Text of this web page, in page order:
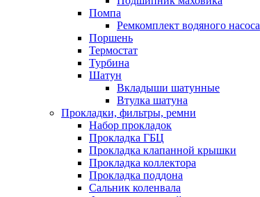
Помпа
Ремкомплект водяного насоса
Поршень
Термостат
Турбина
Шатун
Вкладыши шатунные
Втулка шатуна
Прокладки, фильтры, ремни
Набор прокладок
Прокладка ГБЦ
Прокладка клапанной крышки
Прокладка коллектора
Прокладка поддона
Сальник коленвала